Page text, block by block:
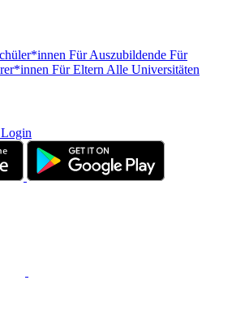
Für Auszubildende Für
Für Eltern Alle Universitäten